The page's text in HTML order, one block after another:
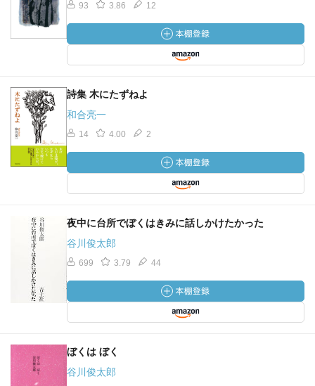
93 3.86 12
詩集 木にたずねよ
和合亮一
14 4.00 2
夜中に台所でぼくはきみに話しかけたかった
谷川俊太郎
699 3.79 44
ぼくは ぼく
谷川俊太郎